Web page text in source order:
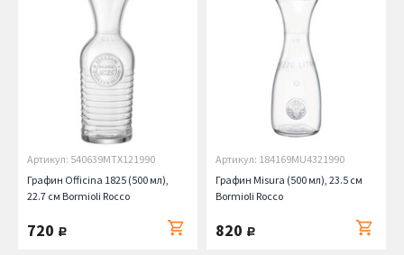
Артикул: 540639MTX121990
Графин Officina 1825 (500 мл),
22.7 см Bormioli Rocco
720 руб.
Артикул: 184169MU4321990
Графин Misura (500 мл), 23.5 см
Bormioli Rocco
820 руб.